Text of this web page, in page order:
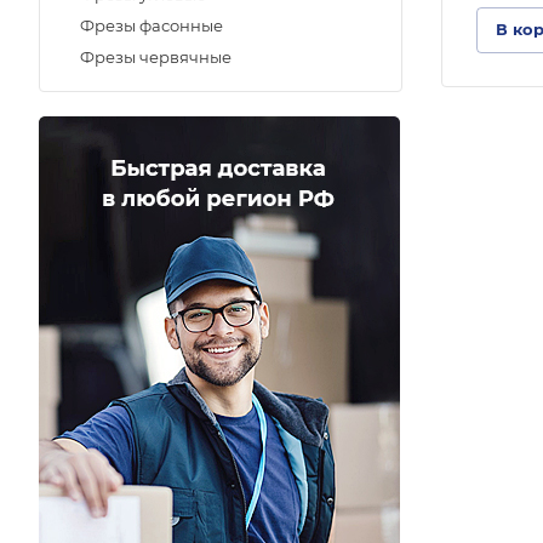
В
Фрезы фасонные
Фрезы червячные